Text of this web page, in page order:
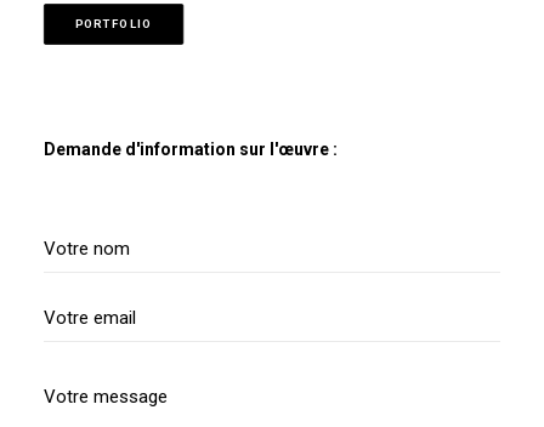
PORTFOLIO
Demande d'information sur l'œuvre :